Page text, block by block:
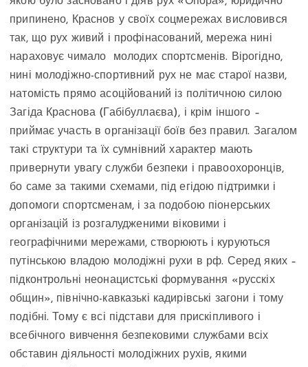
припинено, Краснов у своїх соцмережах висловився
так, що рух живий і профінасований, мережа нині
нараховує чимало молодих спортсменів. Вірогідно,
нині молодіжно-спортивний рух не має старої назви,
натомість прямо асоційований із політичною силою
Загіда Краснова (Габібуллаєва), і крім іншого –
приймає участь в організації боїв без правил. Загалом
такі структури та їх сумнівний характер мають
привернути увагу служби безпеки і правоохоронців,
бо саме за такими схемами, під егідою підтримки і
допомоги спортсменам, і за подобою піонерських
організацій із розгалудженими віковими і
географічними мережами, створюють і куруються
путінською владою молодіжні рухи в рф. Серед яких –
підконтрольні неонацистські формування «русскіх
общин», північно-кавказькі кадирівські загони і тому
подібні. Тому є всі підстави для прискіпливого і
всебічного вивчення безпековими службами всіх
обставин діяльності молодіжних рухів, якими